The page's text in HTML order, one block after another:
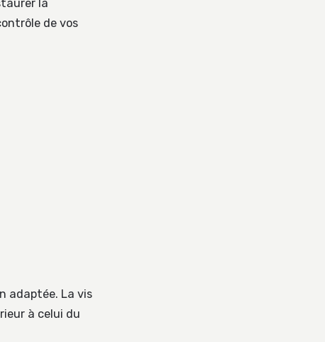
la
de vos
adaptée. La vis
à celui du